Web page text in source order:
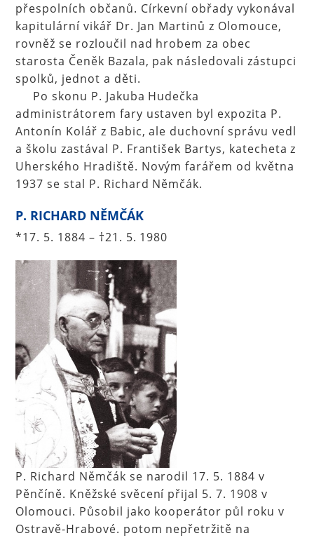
přespolních občanů. Církevní obřady vykonával
kapitulární vikář Dr. Jan Martinů z Olomouce,
rovněž se rozloučil nad hrobem za obec
starosta Čeněk Bazala, pak následovali zástupci
spolků, jednot a děti.
Po skonu P. Jakuba Hudečka
administrátorem fary ustaven byl expozita P.
Antonín Kolář z Babic, ale duchovní správu vedl
a školu zastával P. František Bartys, katecheta z
Uherského Hradiště. Novým farářem od května
1937 se stal P. Richard Němčák.
P. RICHARD NĚMČÁK
*17. 5. 1884 – †21. 5. 1980
P. Richard Němčák se narodil 17. 5. 1884 v
Pěnčíně. Kněžské svěcení přijal 5. 7. 1908 v
Olomouci. Působil jako kooperátor půl roku v
Ostravě-Hrabové. potom nepřetržitě na